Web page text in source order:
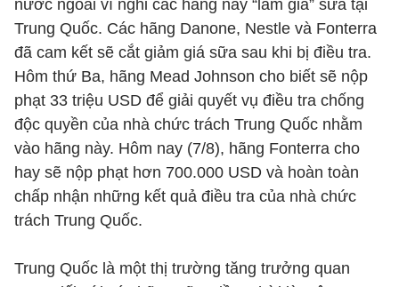
nước ngoài vì nghi các hãng này “làm giá” sữa tại
Trung Quốc. Các hãng Danone, Nestle và Fonterra
đã cam kết sẽ cắt giảm giá sữa sau khi bị điều tra.
Hôm thứ Ba, hãng Mead Johnson cho biết sẽ nộp
phạt 33 triệu USD để giải quyết vụ điều tra chống
độc quyền của nhà chức trách Trung Quốc nhằm
vào hãng này. Hôm nay (7/8), hãng Fonterra cho
hay sẽ nộp phạt hơn 700.000 USD và hoàn toàn
chấp nhận những kết quả điều tra của nhà chức
trách Trung Quốc.
Trung Quốc là một thị trường tăng trưởng quan